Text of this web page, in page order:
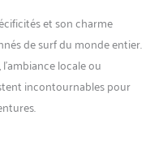
de taille: Si vous
choisir L. Si vous avez
le tableau des tailles
et son charme
de surf du monde entier.
locale ou
incontournables pour